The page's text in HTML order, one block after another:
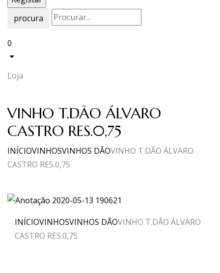
procura
0
Loja
VINHO T.DÃO ÁLVARO
CASTRO RES.0,75
INÍCIOVINHOSVINHOS DÃOVINHO T.DÃO ÁLVARO
CASTRO RES.0,75
INÍCIOVINHOSVINHOS DÃOVINHO T.DÃO ÁLVARO
CASTRO RES.0,75